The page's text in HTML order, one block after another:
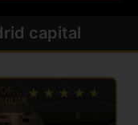
capital